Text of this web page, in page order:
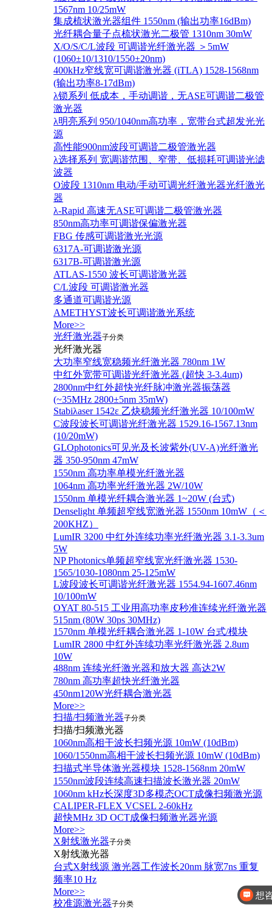
1567nm 10/25mW
集成梳状激光器组件 1550nm (输出功率16dBm)
光纤耦合量子点梳状激光二极管 1310nm 30mW
X/O/S/C/L波段 可调谐光纤激光器 ＞5mW
(1060±10/1310/1550±20nm)
400kHz窄线宽可调谐激光器 (iTLA) 1528-1568nm
(输出功率8-17dBm)
λ锁系列 低成本，手动调谐，无ASE可调谐二极管
激光器
λ明亮系列 950/1040nm高功率，宽带台式超发光光
源
高性能900nm波段可调谐二极管激光器
λ选择系列 宽调谐范围、窄带、低损耗可调谐光滤
波器
O波段 1310nm 电动/手动可调光纤激光器光纤激光
器
λ-Rapid 高速无ASE可调谐二极管激光器
850nm高功率可调谐保偏激光器
FBG 传感可调谐激光光源
6317A-可调谐激光源
6317B-可调谐激光源
ATLAS-1550 波长可调谐激光器
C/L波段 可调谐激光器
多通道可调谐光源
AMETHYST波长可调谐激光系统
More>>
光纤激光器子分类
光纤激光器
大功率窄线宽稳频光纤激光器 780nm 1W
中红外宽带可调谐光纤激光器 (超快 3-3.4um)
2800nm中红外超快光纤脉冲激光器振荡器
(~35MHz 2800±5nm 35mW)
Stabiλaser 1542ε 乙炔稳频光纤激光器 10/100mW
C波段波长可调谐光纤激光器 1529.16-1567.13nm
(10/20mW)
GLOphotonics可见光及长波紫外(UV-A)光纤激光
器 350-950nm 47mW
1550nm 高功率单模光纤激光器
1064nm 高功率光纤激光器 2W/10W
1550nm 单模光纤耦合激光器 1~20W (台式)
Denselight 单频超窄线宽激光器 1550nm 10mW（＜
200KHZ）
LumIR 3200 中红外连续功率光纤激光器 3.1-3.3um
5W
NP Photonics单频超窄线宽光纤激光器 1530-
1565/1030-1080nm 25-125mW
L波段波长可调谐光纤激光器 1554.94-1607.46nm
10/100mW
OYAT 80-515 工业用高功率皮秒准连续光纤激光器
515nm (80W 30ps 30MHz)
1570nm 单模光纤耦合激光器 1-10W 台式/模块
LumIR 2800 中红外连续功率光纤激光器 2.8um
10W
488nm 连续光纤激光器和放大器 高达2W
780nm 高功率超快光纤激光器
450nm120W光纤耦合激光器
More>>
扫描/扫频激光器子分类
扫描/扫频激光器
1060nm高相干波长扫频光源 10mW (10dBm)
1060/1550nm高相干波长扫频光源 10mW (10dBm)
扫描式半导体激光器模块 1528-1568nm 20mW
1550nm波段连续高速扫描波长激光器 20mW
1060nm kHz长深度3D多模态OCT成像扫频激光源
CALIPER-FLEX VCSEL 2-60kHz
超快MHz 3D OCT成像扫频激光器光源
More>>
X射线激光器子分类
X射线激光器
台式X射线源 激光器工作波长20nm 脉宽7ns 重复
频率10 Hz
More>>
校准源激光器子分类
你好，